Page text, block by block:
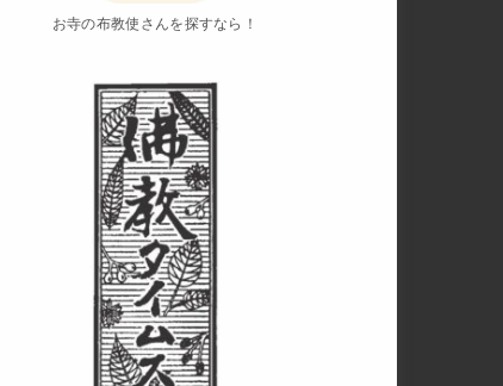
お寺の布教使さんを探すなら！